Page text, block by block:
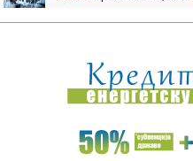
10:58:ŽELEZNIČAR
ispisao isto...
10:57:Obustavljen
u Del...